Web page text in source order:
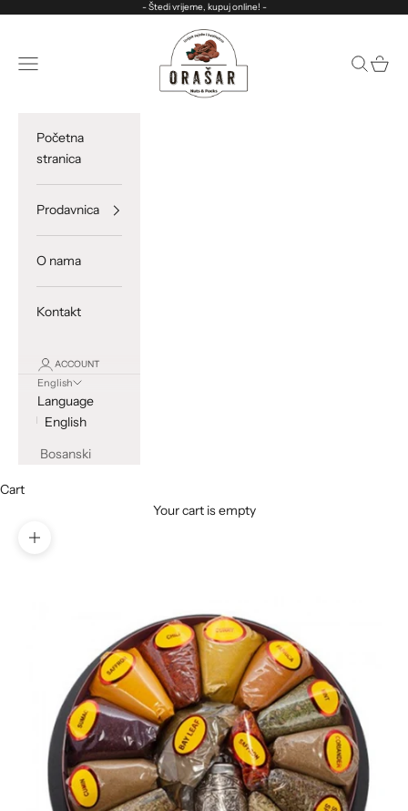
- Štedi vrijeme, kupuj online! -
ORASAR
Open navigation menu
OpenOpen
Početna
stranica
Prodavnica
O nama
Kontakt
ACCOUNT
English
Language
English
Bosanski
Cart
Your cart is empty
Zoom picture